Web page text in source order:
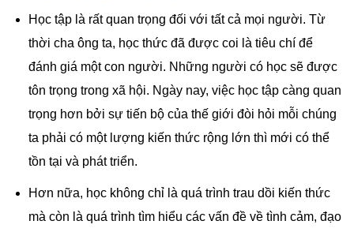
Học tập là rất quan trọng đối với tất cả mọi người. Từ
thời cha ông ta, học thức đã được coi là tiêu chí để
đánh giá một con người. Những người có học sẽ được
tôn trọng trong xã hội. Ngày nay, việc học tập càng quan
trọng hơn bởi sự tiến bộ của thế giới đòi hỏi mỗi chúng
ta phải có một lượng kiến ​​thức rộng lớn thì mới có thể
tồn tại và phát triển.
Hơn nữa, học không chỉ là quá trình trau dồi kiến ​​thức
mà còn là quá trình tìm hiểu các vấn đề về tình cảm, đạo